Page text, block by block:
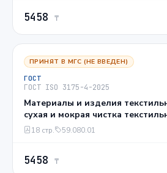
5458 ₸
ПРИНЯТ В МГС (НЕ ВВЕДЕН)
ГОСТ
ГОСТ ISO 3175-4-2025
Материалы и изделия
сухая и мокрая чистка
одежды. Часть 4. Метод
отделке с применением
18 стр. 59.080.01
5458 ₸